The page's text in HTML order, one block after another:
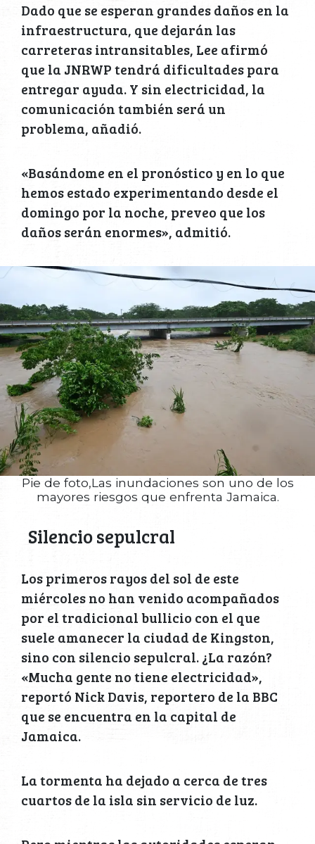
Dado que se esperan grandes daños en la
infraestructura, que dejarán las
carreteras intransitables, Lee afirmó
que la JNRWP tendrá dificultades para
entregar ayuda. Y sin electricidad, la
comunicación también será un
problema, añadió.
«Basándome en el pronóstico y en lo que
hemos estado experimentando desde el
domingo por la noche, preveo que los
daños serán enormes», admitió.
Pie de foto,Las inundaciones son uno de los
mayores riesgos que enfrenta Jamaica.
Silencio sepulcral
Los primeros rayos del sol de este
miércoles no han venido acompañados
por el tradicional bullicio con el que
suele amanecer la ciudad de Kingston,
sino con silencio sepulcral. ¿La razón?
«Mucha gente no tiene electricidad»,
reportó Nick Davis, reportero de la BBC
que se encuentra en la capital de
Jamaica.
La tormenta ha dejado a cerca de tres
cuartos de la isla sin servicio de luz.